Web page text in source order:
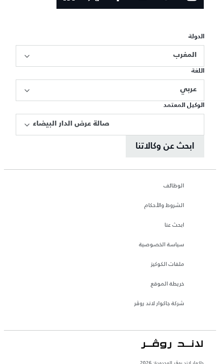
الدولة
المغرب
اللغة
عربي
الوكيل المعتمد
صالة عرض الدار البيضاء
ابحث عن وكالاتنا
الوظائف
الشروط والأحكام
ابحث عنا
سياسة الخصوصية
ملفات الكوكيز
خريطة الموقع
شركة جاكوار لاند روڤر